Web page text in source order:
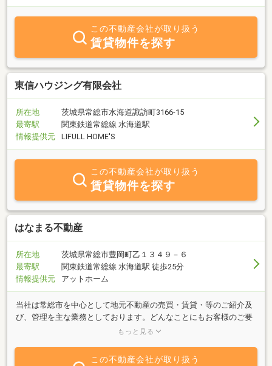
この不動産会社が取り扱う
賃貸物件を探す
東信ハウジング有限会社
所在地
茨城県常総市水海道諏訪町3166-15
最寄駅
関東鉄道常総線 水海道駅
情報提供元
LIFULL HOME'S
この不動産会社が取り扱う
賃貸物件を探す
はなまる不動産
所在地
茨城県常総市豊岡町乙１３４９－６
最寄駅
関東鉄道常総線 水海道駅 徒歩25分
情報提供元
アットホーム
当社は常総市を中心として地元不動産の売買・賃貸・等のご紹介及
び、管理を主な業務としております。どんなことにもお客様のご要
望に添えるよう、常に元気で明るい笑顔で対応させて頂いておりま
ご来店下さい。心よりお待ちしています。
もっと見る
この不動産会社が取り扱う